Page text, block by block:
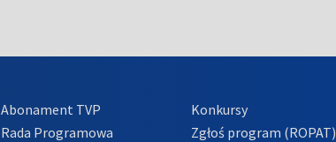
Abonament TVP
Rada Programowa
Konkursy
Zgłoś program (ROPAT)